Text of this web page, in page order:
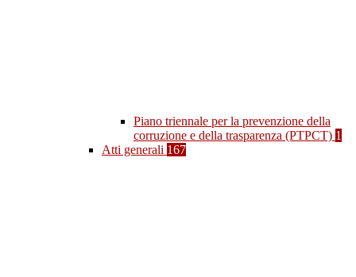
Piano triennale per la prevenzione della
corruzione e della trasparenza (PTPCT) 1
Atti generali 167